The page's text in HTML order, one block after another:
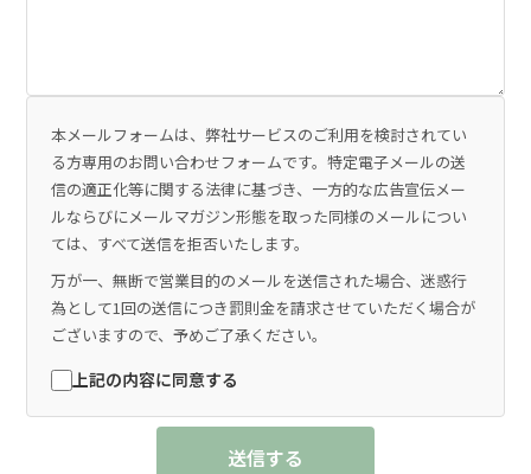
本メールフォームは、弊社サービスのご利用を検討されてい
る方専用のお問い合わせフォームです。特定電子メールの送
信の適正化等に関する法律に基づき、一方的な広告宣伝メー
ルならびにメールマガジン形態を取った同様のメールについ
ては、すべて送信を拒否いたします。
万が一、無断で営業目的のメールを送信された場合、迷惑行
為として1回の送信につき罰則金を請求させていただく場合が
ございますので、予めご了承ください。
上記の内容に同意する
送信する